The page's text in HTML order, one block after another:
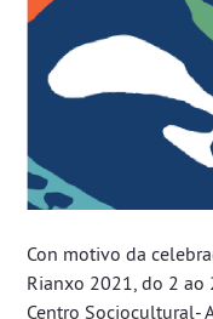
Con motivo da
Rianxo 2021, do 2 ao
Centro Sociocultural-